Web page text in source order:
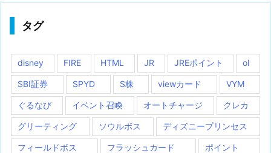
タグ
disney FIRE HTML JR JREポイント ol
SBI証券 SPYD S株 viewカード VYM
ぐるなび イベント召喚 オートチャージ クレカ
グリーティング ソウルボス ディズニープリンセス
フィールドボス フラッシュカード ポイント